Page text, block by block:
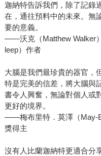
迦納特告訴我們，除了記錄
在，通往預料中的未來。無
要的意義。
――沃克（Matthew Walker
leep）作者
大腦是我們最珍貴的器官，
特是完美的信差，將大腦與
書令人興奮，無論對個人或
更好的境界。
――梅布里特．莫澤（May-
獎得主
沒有人比蘭迦納特更適合分